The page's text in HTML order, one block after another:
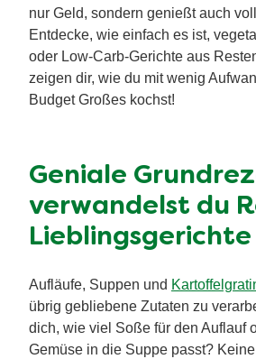
nur Geld, sondern genießt auch
Entdecke, wie einfach es ist,
oder Low-Carb-Gerichte aus
zeigen dir, wie du mit wenig
Budget Großes kochst!
Geniale
verwandelst du
Lieblingsgerichte
Aufläufe, Suppen und
übrig gebliebene Zutaten zu
dich, wie viel Soße für den Auflauf
Gemüse in die Suppe passt?